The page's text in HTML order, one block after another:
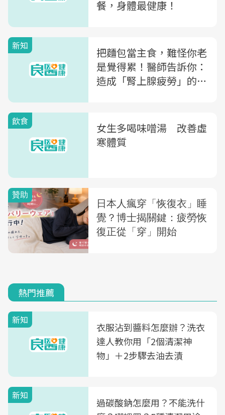
餐，身體最健康！
新知
把麵包當主食，難怪你老
是覺得累！醫師告訴你：
造成「腎上腺疲勞」的
飲食
女生多喝味噌湯 改善虛
寒體質
熱門推薦
新知
衣服沾到醬料怎麼辦？洗衣
達人教你用「2個清潔神
物」＋2步驟去油去漬
新知
過碳酸鈉怎麼用？不能洗什